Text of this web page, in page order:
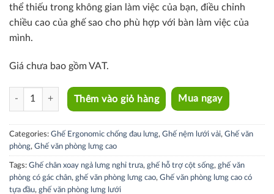
thể thiếu trong không gian làm việc của bạn, điều chỉnh
chiều cao của ghế sao cho phù hợp với bàn làm việc của
mình.
Giá chưa bao gồm VAT.
CM4527-2M quantity
Thêm vào giỏ hàng Mua ngay
Categories: Ghế Ergonomic chống đau lưng, Ghế nệm lưới vải, Ghế văn
phòng, Ghế văn phòng lưng cao
Tags: Ghế chân xoay ngả lưng nghỉ trưa, ghế hỗ trợ cột sống, ghế văn
phòng có gác chân, ghế văn phòng lưng cao, Ghế văn phòng lưng cao có
tựa đầu, ghế văn phòng lưng lưới